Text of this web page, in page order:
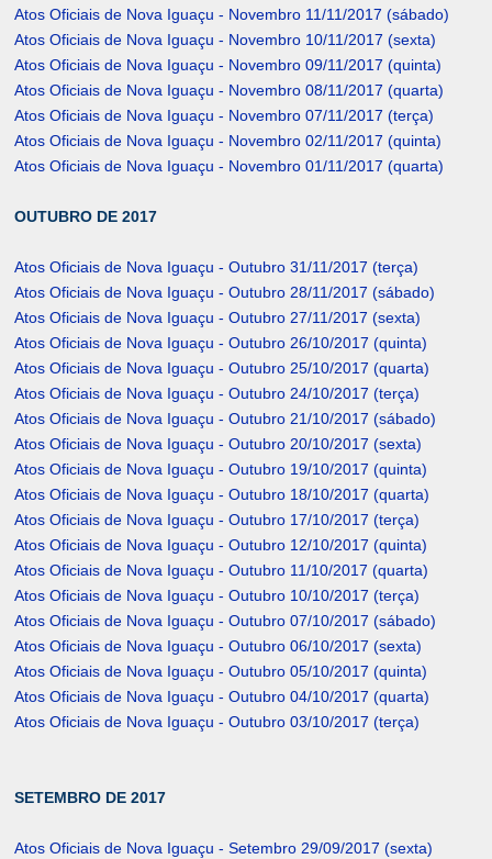
Atos Oficiais de Nova Iguaçu - Novembro 11/11/2017 (sábado)
Atos Oficiais de Nova Iguaçu - Novembro 10/11/2017 (sexta)
Atos Oficiais de Nova Iguaçu - Novembro 09/11/2017 (quinta)
Atos Oficiais de Nova Iguaçu - Novembro 08/11/2017 (quarta)
Atos Oficiais de Nova Iguaçu - Novembro 07/11/2017 (terça)
Atos Oficiais de Nova Iguaçu - Novembro 02/11/2017 (quinta)
Atos Oficiais de Nova Iguaçu - Novembro 01/11/2017 (quarta)
OUTUBRO DE 2017
Atos Oficiais de Nova Iguaçu - Outubro 31/11/2017 (terça)
Atos Oficiais de Nova Iguaçu - Outubro 28/11/2017 (sábado)
Atos Oficiais de Nova Iguaçu - Outubro 27/11/2017 (sexta)
Atos Oficiais de Nova Iguaçu - Outubro 26/10/2017 (quinta)
Atos Oficiais de Nova Iguaçu - Outubro 25/10/2017 (quarta)
Atos Oficiais de Nova Iguaçu - Outubro 24/10/2017 (terça)
Atos Oficiais de Nova Iguaçu - Outubro 21/10/2017 (sábado)
Atos Oficiais de Nova Iguaçu - Outubro 20/10/2017 (sexta)
Atos Oficiais de Nova Iguaçu - Outubro 19/10/2017 (quinta)
Atos Oficiais de Nova Iguaçu - Outubro 18/10/2017 (quarta)
Atos Oficiais de Nova Iguaçu - Outubro 17/10/2017 (terça)
Atos Oficiais de Nova Iguaçu - Outubro 12/10/2017 (quinta)
Atos Oficiais de Nova Iguaçu - Outubro 11/10/2017 (quarta)
Atos Oficiais de Nova Iguaçu - Outubro 10/10/2017 (terça)
Atos Oficiais de Nova Iguaçu - Outubro 07/10/2017 (sábado)
Atos Oficiais de Nova Iguaçu - Outubro 06/10/2017 (sexta)
Atos Oficiais de Nova Iguaçu - Outubro 05/10/2017 (quinta)
Atos Oficiais de Nova Iguaçu - Outubro 04/10/2017 (quarta)
Atos Oficiais de Nova Iguaçu - Outubro 03/10/2017 (terça)
SETEMBRO DE 2017
Atos Oficiais de Nova Iguaçu - Setembro 29/09/2017 (sexta)